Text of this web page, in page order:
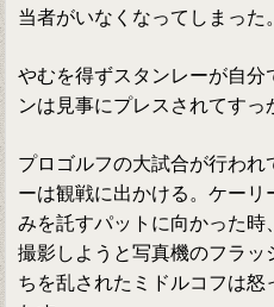
当者がいなくなってしまった。
やむを得ずスタンレーが自
ンは見事にプレスされてすっ
プロゴルフの大試合が行わ
ーは観戦に出かける。ケー
みを託すパットに向かった
撮影しようと写真機のフラ
ちを乱されたミドルコフは怒